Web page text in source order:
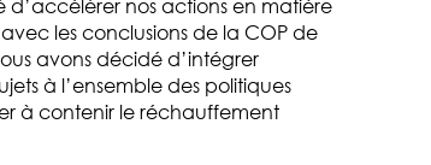
nos actions en matière
les conclusions de la COP de
avons décidé d’intégrer
à l’ensemble des politiques
à contenir le réchauffement